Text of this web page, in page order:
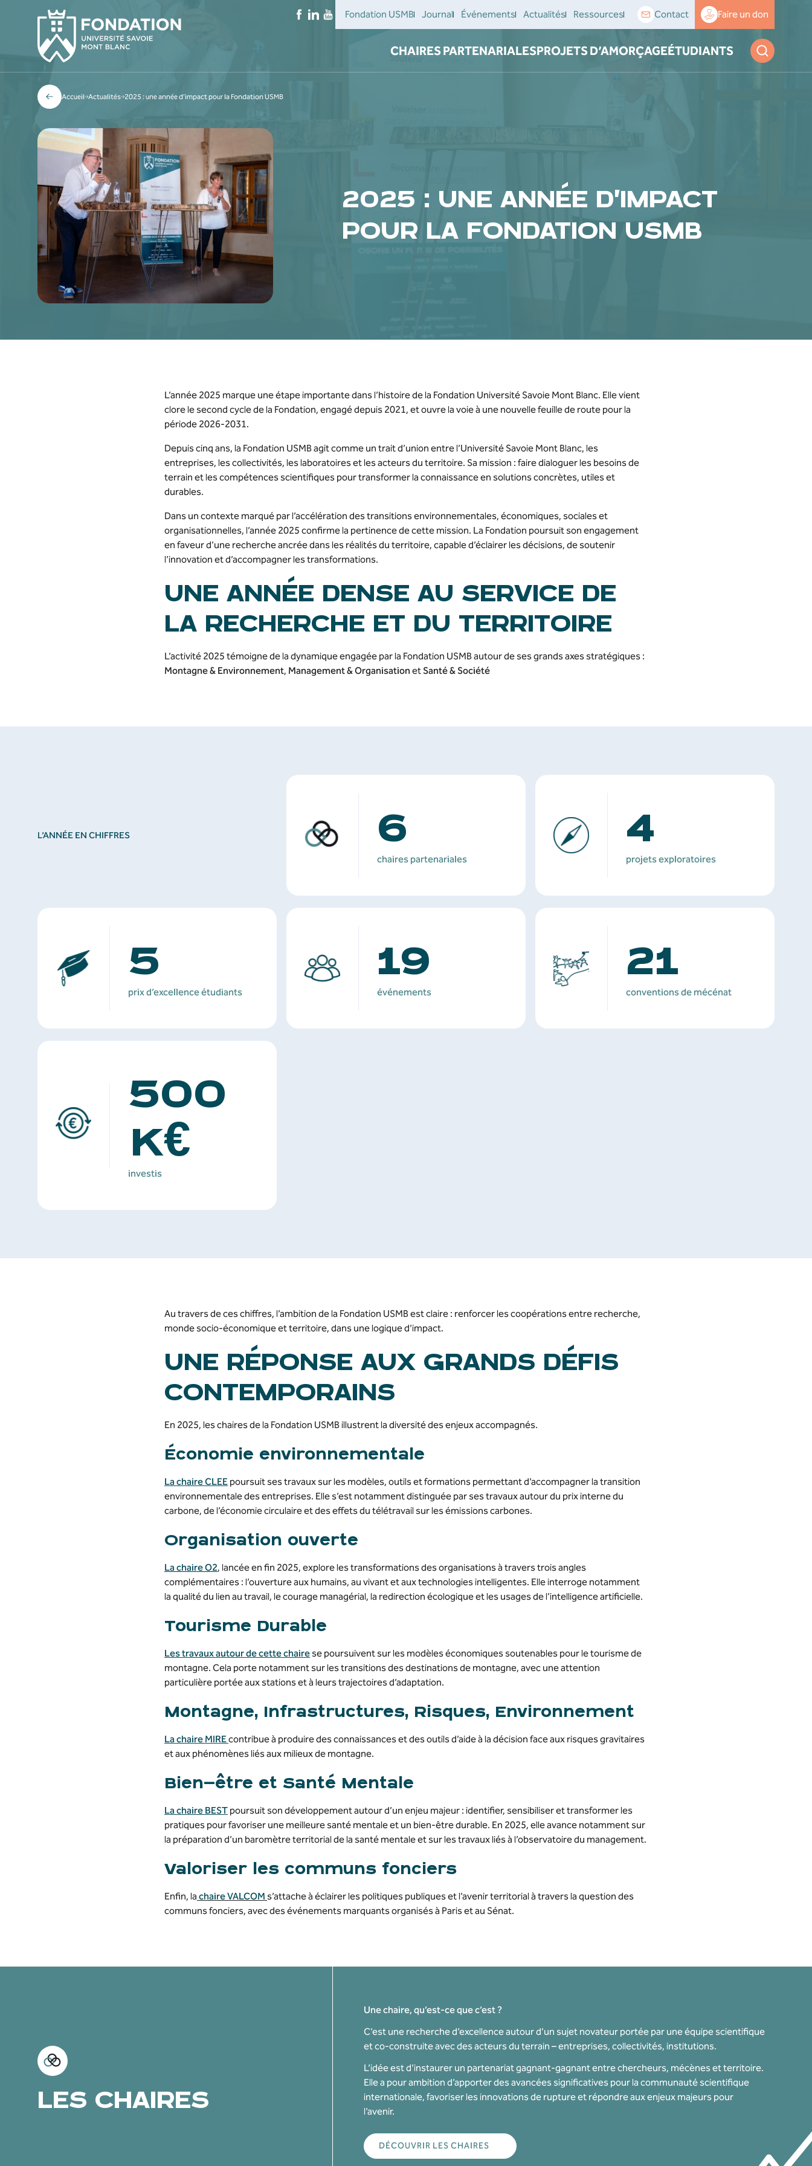
Fondation USMB Journal Événements Actualités Ressources Contact Faire un don
CHAIRES PARTENARIALESPROJETS D’AMORÇAGEÉTUDIANTS
Accueil Actualités 2025 : une année d’impact pour la Fondation USMB
2025 : UNE ANNÉE D’IMPACT
POUR LA FONDATION USMB
L’année 2025 marque une étape importante dans l’histoire de la Fondation Université Savoie Mont Blanc. Elle vient
clore le second cycle de la Fondation, engagé depuis 2021, et ouvre la voie à une nouvelle feuille de route pour la
période 2026-2031.
Depuis cinq ans, la Fondation USMB agit comme un trait d’union entre l’Université Savoie Mont Blanc, les
entreprises, les collectivités, les laboratoires et les acteurs du territoire. Sa mission : faire dialoguer les besoins de
terrain et les compétences scientifiques pour transformer la connaissance en solutions concrètes, utiles et
durables.
Dans un contexte marqué par l’accélération des transitions environnementales, économiques, sociales et
organisationnelles, l’année 2025 confirme la pertinence de cette mission. La Fondation poursuit son engagement
en faveur d’une recherche ancrée dans les réalités du territoire, capable d’éclairer les décisions, de soutenir
l’innovation et d’accompagner les transformations.
UNE ANNÉE DENSE AU SERVICE DE
LA RECHERCHE ET DU TERRITOIRE
L’activité 2025 témoigne de la dynamique engagée par la Fondation USMB autour de ses grands axes stratégiques :
Montagne & Environnement, Management & Organisation etSanté & Société
L’ANNÉE EN CHIFFRES 6
chaires partenariales
4
projets exploratoires
5
prix d’excellence étudiants
19
événements
21
conventions de mécénat
500
K€
investis
Au travers de ces chiffres, l’ambition de la Fondation USMB est claire : renforcer les coopérations entre recherche,
monde socio-économique et territoire, dans une logique d’impact.
UNE RÉPONSE AUX GRANDS DÉFIS
CONTEMPORAINS
En 2025, les chaires de la Fondation USMB illustrent la diversité des enjeux accompagnés.
Économie environnementale
La chaire CLEE poursuit ses travaux sur les modèles, outils et formations permettant d’accompagner la transition
environnementale des entreprises. Elle s’est notamment distinguée par ses travaux autour du prix interne du
carbone, de l’économie circulaire et des effets du télétravail sur les émissions carbones.
Organisation ouverte
La chaire O2, lancée en fin 2025, explore les transformations des organisations à travers trois angles
complémentaires : l’ouverture aux humains, au vivant et aux technologies intelligentes. Elle interroge notamment
la qualité du lien au travail, le courage managérial, la redirection écologique et les usages de l’intelligence artificielle.
Tourisme Durable
Les travaux autour de cette chaire se poursuivent sur les modèles économiques soutenables pour le tourisme de
montagne. Cela porte notamment sur les transitions des destinations de montagne, avec une attention
particulière portée aux stations et à leurs trajectoires d’adaptation.
Montagne, Infrastructures, Risques, Environnement
La chaire MIREcontribue à produire des connaissances et des outils d’aide à la décision face aux risques gravitaires
et aux phénomènes liés aux milieux de montagne.
Bien-être et Santé Mentale
La chaire BEST poursuit son développement autour d’un enjeu majeur : identifier, sensibiliser et transformer les
pratiques pour favoriser une meilleure santé mentale et un bien-être durable. En 2025, elle avance notamment sur
la préparation d’un baromètre territorial de la santé mentale et sur les travaux liés à l’observatoire du management.
Valoriser les communs fonciers
Enfin, la chaire VALCOM s’attache à éclairer les politiques publiques et l’avenir territorial à travers la question des
communs fonciers, avec des événements marquants organisés à Paris et au Sénat.
LES CHAIRES
Une chaire, qu’est-ce que c’est ?
C’est une recherche d’excellence autour d’un sujet novateur portée par une équipe scientifique
et co-construite avec des acteurs du terrain – entreprises, collectivités, institutions.
L’idée est d’instaurer un partenariat gagnant-gagnant entre chercheurs, mécènes et territoire.
Elle a pour ambition d’apporter des avancées significatives pour la communauté scientifique
internationale, favoriser les innovations de rupture et répondre aux enjeux majeurs pour
l’avenir.
DÉCOUVRIR LES CHAIRES